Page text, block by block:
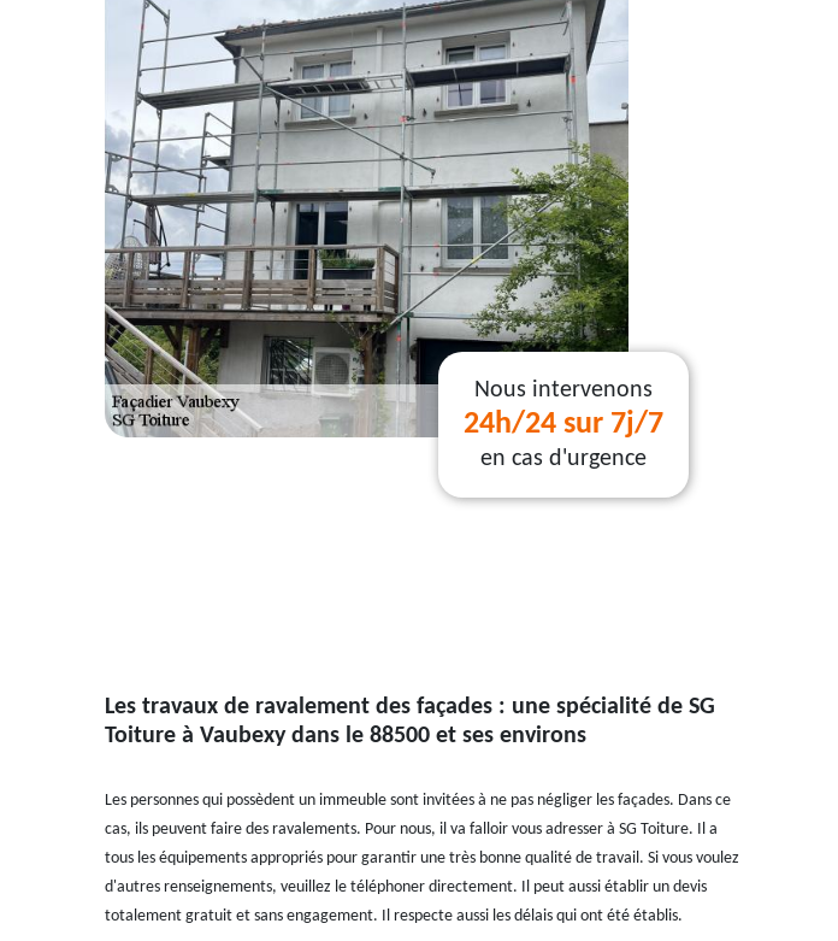
Nous intervenons
24h/24 sur 7j/7
en cas d'urgence
Les travaux de ravalement des façades : une spécialité de SG
Toiture à Vaubexy dans le 88500 et ses environs
Les personnes qui possèdent un immeuble sont invitées à ne pas négliger les façades. Dans ce
cas, ils peuvent faire des ravalements. Pour nous, il va falloir vous adresser à SG Toiture. Il a
tous les équipements appropriés pour garantir une très bonne qualité de travail. Si vous voulez
d'autres renseignements, veuillez le téléphoner directement. Il peut aussi établir un devis
totalement gratuit et sans engagement. Il respecte aussi les délais qui ont été établis.